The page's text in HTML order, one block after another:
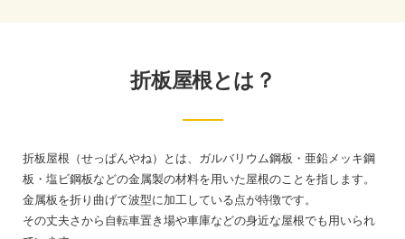
折板屋根とは？
折板屋根（せっぱんやね）とは、ガルバリウム鋼板・亜鉛メッキ鋼
板・塩ビ鋼板などの金属製の材料を用いた屋根のことを指します。
金属板を折り曲げて波型に加工している点が特徴です。
その丈夫さから自転車置き場や車庫などの身近な屋根でも用いられ